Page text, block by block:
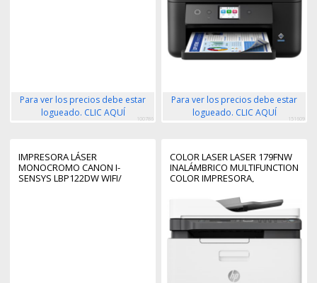
Para ver los precios debe estar
logueado. CLIC AQUÍ
100786
Para ver los precios debe estar
logueado. CLIC AQUÍ
151609
IMPRESORA LÁSER
MONOCROMO CANON I-
SENSYS LBP122DW WIFI/
COLOR LASER LASER 179FNW
INALÁMBRICO MULTIFUNCTION
COLOR IMPRESORA,